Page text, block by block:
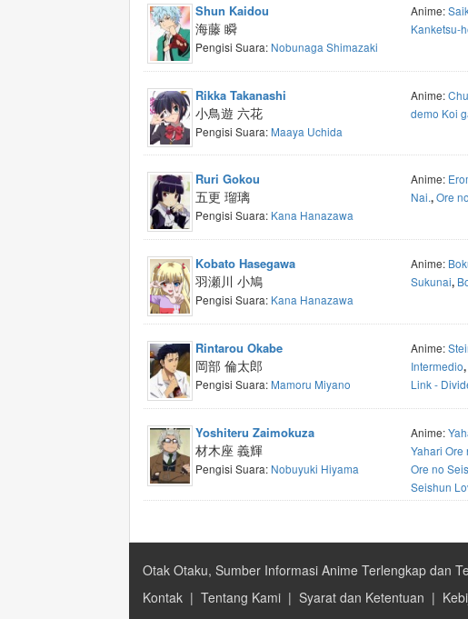
Shun Kaidou
海藤 瞬
Pengisi Suara: Nobunaga Shimazaki
Anime:
Kanketsu-
Rikka Takanashi
小鳥遊 六花
Pengisi Suara: Maaya Uchida
Anime:
demo Koi
Ruri Gokou
五更 瑠璃
Pengisi Suara: Kana Hanazawa
Anime:
Nai.,Ore
Kobato Hasegawa
羽瀬川 小鳩
Pengisi Suara: Kana Hanazawa
Anime:
Sukunai,
Rintarou Okabe
岡部 倫太郎
Pengisi Suara: Mamoru Miyano
Anime:
Intermedio,
Link -
Yoshiteru Zaimokuza
材木座 義輝
Pengisi Suara: Nobuyuki Hiyama
Anime:
Yahari Ore
Ore no
Seishun
Otak Otaku, Sumber Informasi Anime Terlengkap dan
Kontak | Tentang Kami | Syarat dan Ketentuan |